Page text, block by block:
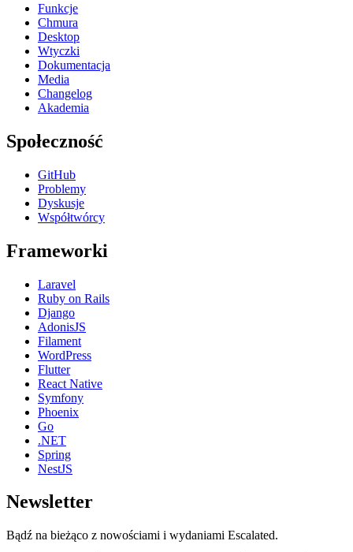
Funkcje
Chmura
Desktop
Wtyczki
Dokumentacja
Media
Changelog
Akademia
Społeczność
GitHub
Problemy
Dyskusje
Współtwórcy
Frameworki
Laravel
Ruby on Rails
Django
AdonisJS
Filament
WordPress
Flutter
React Native
Symfony
Phoenix
Go
.NET
Spring
NestJS
Newsletter
Bądź na bieżąco z nowościami i wydaniami Escalated.